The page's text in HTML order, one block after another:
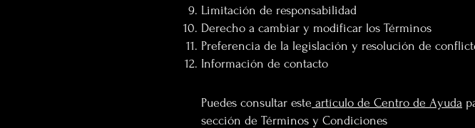
Limitación de responsabilidad
Derecho a cambiar y modificar los Términos
Preferencia de la legislación y resolución de
Información de contacto
Puedes consultar este artículo de Centro de Ayuda
sección de Términos y Condiciones